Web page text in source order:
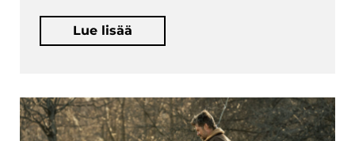
Lue lisää